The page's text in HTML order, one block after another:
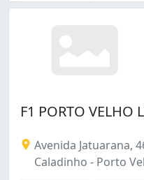
F1 PORTO
Avenida Jatuarana,
Caladinho - Porto